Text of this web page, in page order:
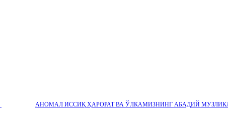
АНОМАЛ ИССИҚ ҲАРОРАТ ВА ЎЛКАМИЗНИНГ АБАДИЙ